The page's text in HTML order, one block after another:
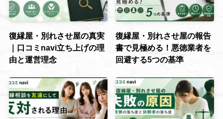
復縁屋・別れさせ屋の真実
｜口コミnavi立ち上げの理
由と運営理念
復縁屋・別れさせ屋の報告
書で見極める！悪徳業者を
回避する5つの基準